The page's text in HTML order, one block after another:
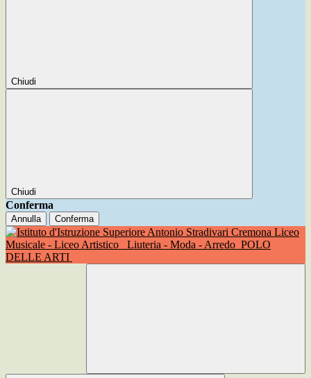
Chiudi
Chiudi
Conferma
Annulla Conferma
Liceo
Musicale - Liceo Artistico
Liuteria - Moda - Arredo POLO
DELLE ARTI